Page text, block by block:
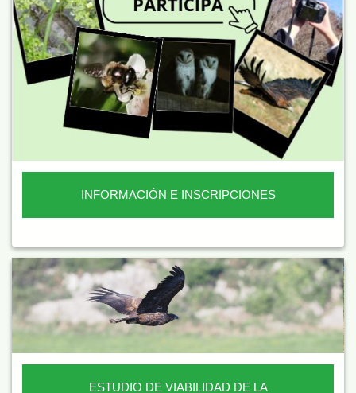
INFORMACIÓN E INSCRIPCIONES
ESTUDIO DE VIABILIDAD DE LA